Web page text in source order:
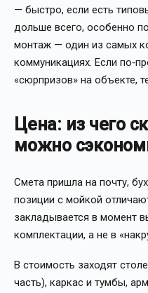
— быстро, если есть
дольше всего, особенно
монтаж — один из самых
коммуникациях. Если
«сюрпризов» на объекте,
Цена: из чего
можно
Смета пришла на почту,
позиции с мойкой
закладывается в момент
комплектации, а не в
В стоимость заходят
часть), каркас и тумбы,